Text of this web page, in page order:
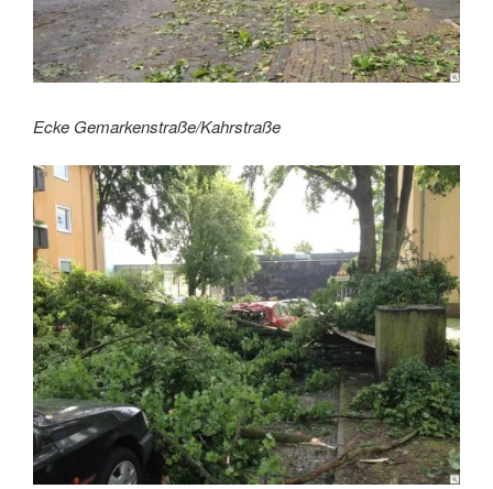
Ecke Gemarkenstraße/Kahrstraße